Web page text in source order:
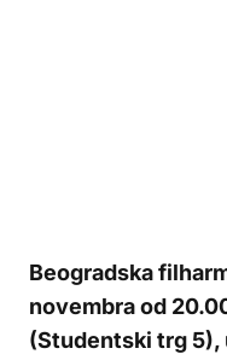
Beogradska
novembra od
(Studentski trg 5),